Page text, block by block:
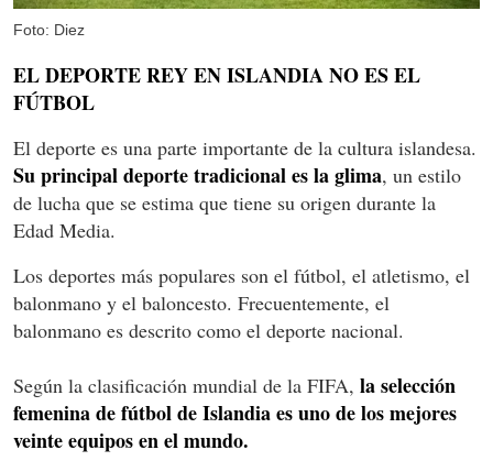
Foto: Diez
EL DEPORTE REY EN ISLANDIA NO ES EL
FÚTBOL
El deporte es una parte importante de la cultura islandesa.
Su principal deporte tradicional es la glima, un estilo
de lucha que se estima que tiene su origen durante la
Edad Media.
Los deportes más populares son el fútbol, el atletismo, el
balonmano y el baloncesto. Frecuentemente, el
balonmano es descrito como el deporte nacional.
Según la clasificación mundial de la FIFA, la selección
femenina de fútbol de Islandia es uno de los mejores
veinte equipos en el mundo.